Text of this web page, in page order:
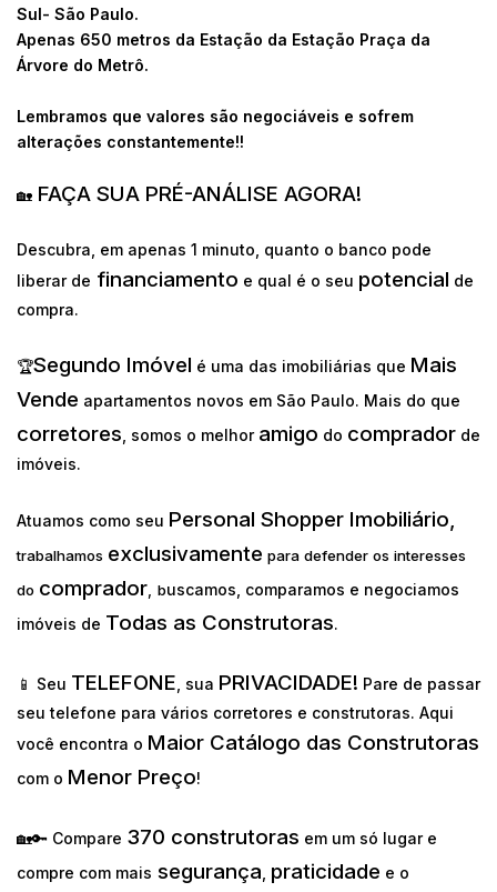
Sul- São Paulo.
Apenas 650 metros da Estação da Estação Praça da
Árvore do Metrô.
Lembramos que valores são negociáveis e sofrem
alterações constantemente!!
🏡 FAÇA SUA PRÉ-ANÁLISE AGORA!
Descubra, em apenas 1 minuto, quanto o banco pode
liberar de financiamento e qual é o seu potencial de
compra.
🏆Segundo Imóvel é uma das imobiliárias que Mais
Vende apartamentos novos em São Paulo. Mais do que
corretores , somos o melhor amigo do comprador de
imóveis.
Atuamos como seu Personal Shopper Imobiliário,
trabalhamos exclusivamente para defender os interesses
do comprador, buscamos, comparamos e negociamos
imóveis de Todas as Construtoras.
📱 Seu TELEFONE , sua PRIVACIDADE! Pare de passar
seu telefone para vários corretores e construtoras. Aqui
você encontra o Maior Catálogo das Construtoras
com o Menor Preço!
🏡🔑 Compare 370 construtoras em um só lugar e
compre com mais segurança praticidade e o